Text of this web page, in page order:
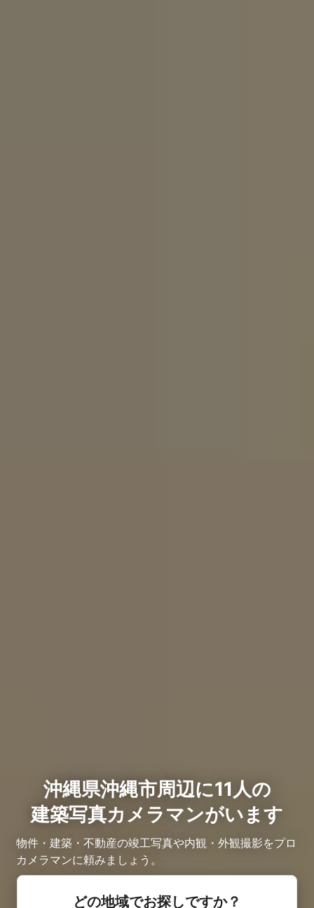
沖縄県沖縄市周辺に11人の
建築写真カメラマンがいます
物件・建築・不動産の竣工写真や内観・外観撮影をプロ
カメラマンに頼みましょう。
どの地域でお探しですか？